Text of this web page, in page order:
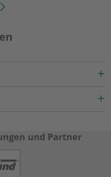
und Partner